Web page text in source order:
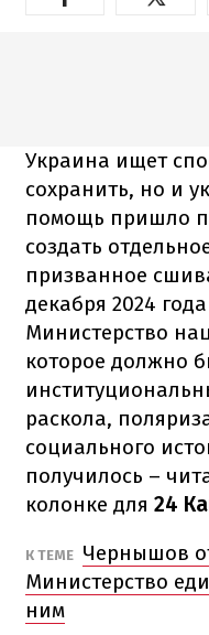
Украина ищет
сохранить, но и
помощь пришло
создать
призванное
декабря 2024
Министерство
которое должно
раскола,
социального
получилось –
колонке для 24
К ТЕМЕ Чернышов
Министерство
ним